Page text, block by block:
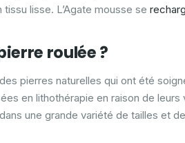
lisse. L’Agate mousse se
roulée ?
pierres naturelles qui ont été
en lithothérapie en raison de
une grande variété de tailles et